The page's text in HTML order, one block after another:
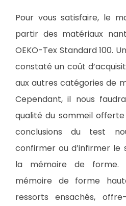
Pour vous satisfaire, le
partir des matériaux
OEKO-Tex Standard 100.
constaté un coût
aux autres catégories de
Cependant, il nous
qualité du sommeil
conclusions du test
confirmer ou d’infirmer le
la mémoire de forme.
mémoire de forme
ressorts ensachés,